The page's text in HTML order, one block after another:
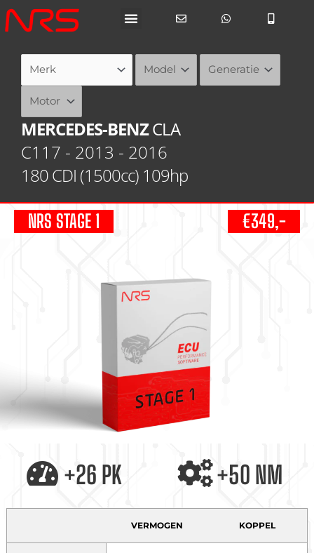
Ga
naar
MERCEDES-BENZCLA
C117 - 2013 - 2016
180 CDI (1500cc) 109hp
NRS STAGE 1 €349,-
+26 PK +50 NM
VERMOGEN KOPPEL